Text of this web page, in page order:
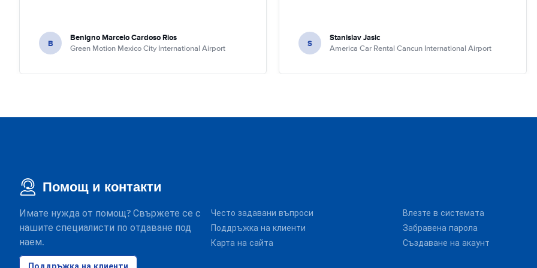
B Benigno Marcelo Cardoso Rios
Green Motion Mexico City International Airport S Stanislav Jasic
America Car Rental Cancun International Airport
Помощ и контакти
Имате нужда от помощ? Свържете се с
нашите специалисти по отдаване под
наем.
Често задавани въпроси
Поддръжка на клиенти
Карта на сайта
Влезте в системата
Забравена парола
Създаване на акаунт